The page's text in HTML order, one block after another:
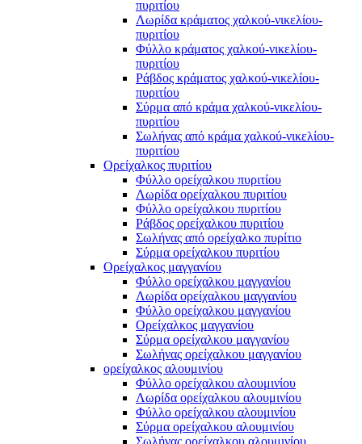
πυριτίου
Λωρίδα κράματος χαλκού-νικελίου-
πυριτίου
Φύλλο κράματος χαλκού-νικελίου-
πυριτίου
Ράβδος κράματος χαλκού-νικελίου-
πυριτίου
Σύρμα από κράμα χαλκού-νικελίου-
πυριτίου
Σωλήνας από κράμα χαλκού-νικελίου-
πυριτίου
Ορείχαλκος πυριτίου
Φύλλο ορείχαλκου πυριτίου
Λωρίδα ορείχαλκου πυριτίου
Φύλλο ορείχαλκου πυριτίου
Ράβδος ορείχαλκου πυριτίου
Σωλήνας από ορείχαλκο πυρίτιο
Σύρμα ορείχαλκου πυριτίου
Ορείχαλκος μαγγανίου
Φύλλο ορείχαλκου μαγγανίου
Λωρίδα ορείχαλκου μαγγανίου
Φύλλο ορείχαλκου μαγγανίου
Ορείχαλκος μαγγανίου
Σύρμα ορείχαλκου μαγγανίου
Σωλήνας ορείχαλκου μαγγανίου
ορείχαλκος αλουμινίου
Φύλλο ορείχαλκου αλουμινίου
Λωρίδα ορείχαλκου αλουμινίου
Φύλλο ορείχαλκου αλουμινίου
Σύρμα ορείχαλκου αλουμινίου
Σωλήνας ορείχαλκου αλουμινίου